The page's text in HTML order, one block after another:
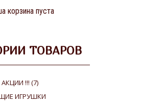
корзина пуста
ТОВАРОВ
!!! (7)
ИГРУШКИ